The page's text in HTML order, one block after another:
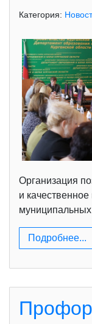
Категория:
Организация
и
муниципальных
Подробнее...